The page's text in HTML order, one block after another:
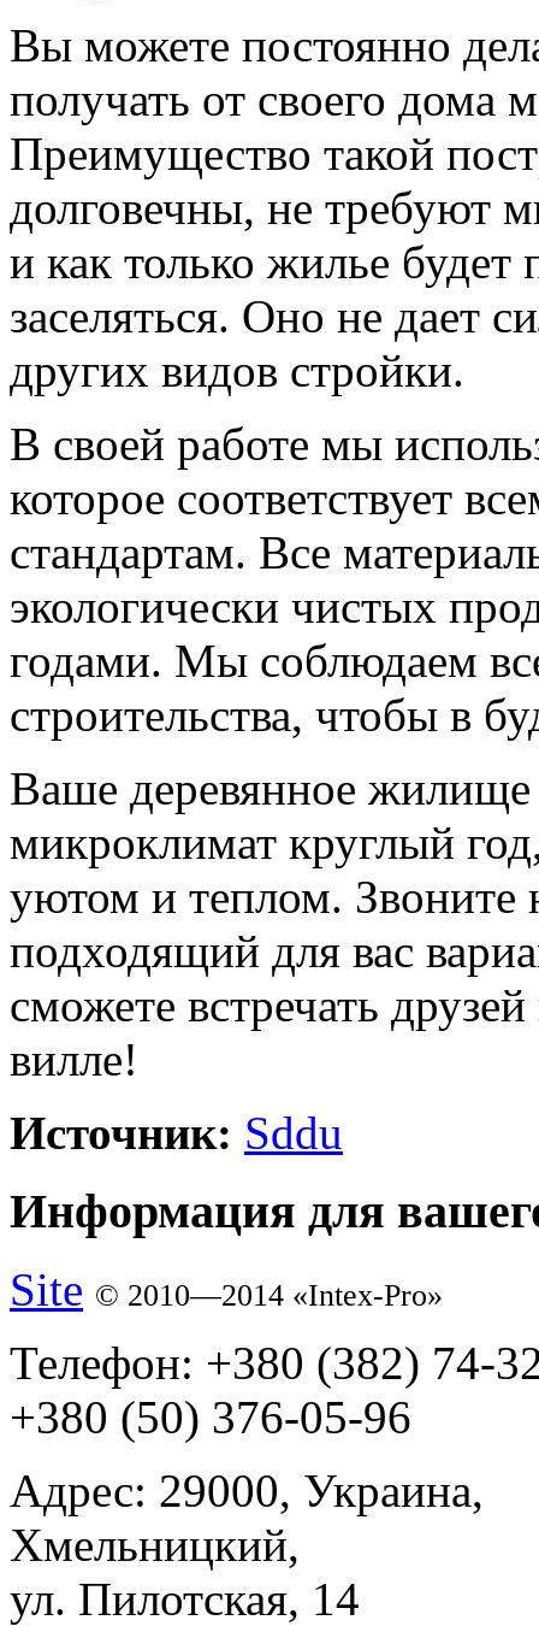
Вы можете постоянно
получать от своего дома
Преимущество такой
долговечны, не требуют
и как только жилье
заселяться. Оно не дает
других видов стройки.
В своей работе мы
которое соответствует
стандартам. Все
экологически чистых
годами. Мы соблюдаем
строительства, чтобы в
Ваше деревянное жилище
микроклимат круглый
уютом и теплом.
подходящий для вас
сможете встречать
вилле!
Источник: Sddu
Информация для
Site © 2010—2014 «Intex-Pro»
Телефон: +380 (382) 74-
+380 (50) 376-05-96
Адрес: 29000, Украина,
Хмельницкий,
ул. Пилотская, 14